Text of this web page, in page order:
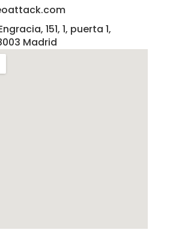
151, 1, puerta 1,
Madrid